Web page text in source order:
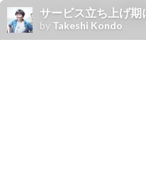
サービス立ち上げ
by Takeshi Kondo